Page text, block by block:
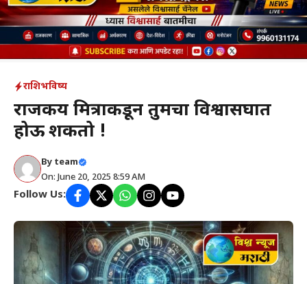
राशिभविष्य
राजकीय मित्राकडून तुमचा विश्वासघात
होऊ शकतो !
By team
On: June 20, 2025 8:59 AM
Follow Us: